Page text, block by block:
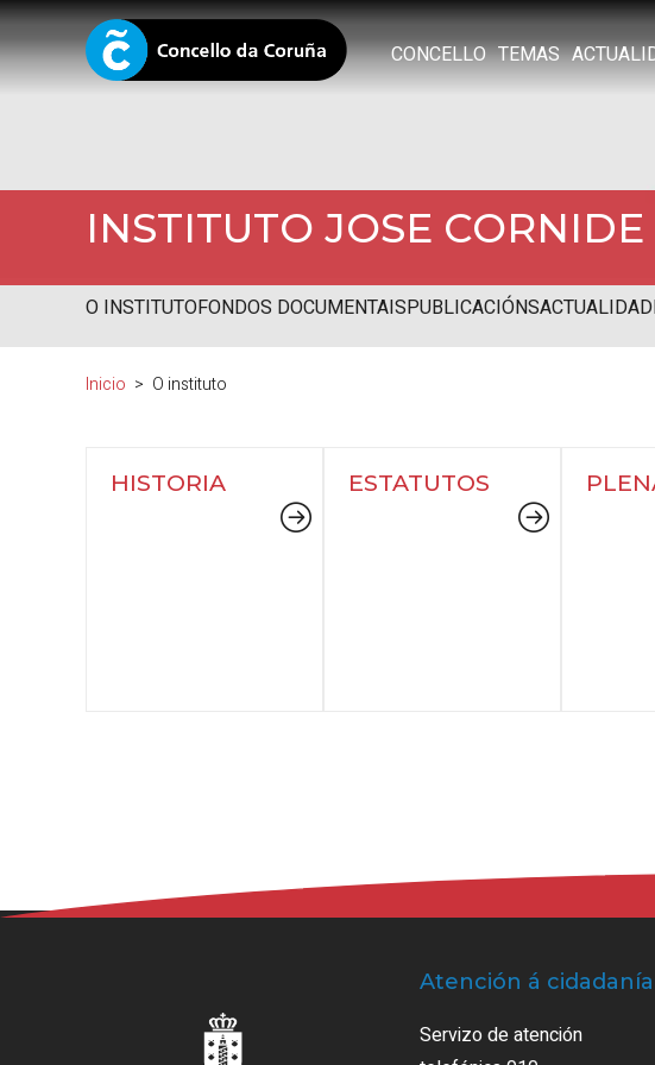
CONCELLO TEMAS
INSTITUTO JOSE
O INSTITUTOFONDOS DOCUMENTAISPUBLICACIÓNS
Inicio O instituto
HISTORIA ESTATUTOS
Atención á cidadanía
Servizo de atención